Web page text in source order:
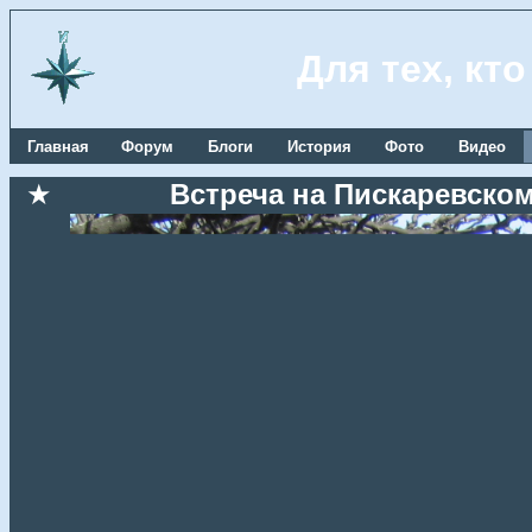
Для тех,
Главная Форум Блоги История Фото Видео
★ Встреча на